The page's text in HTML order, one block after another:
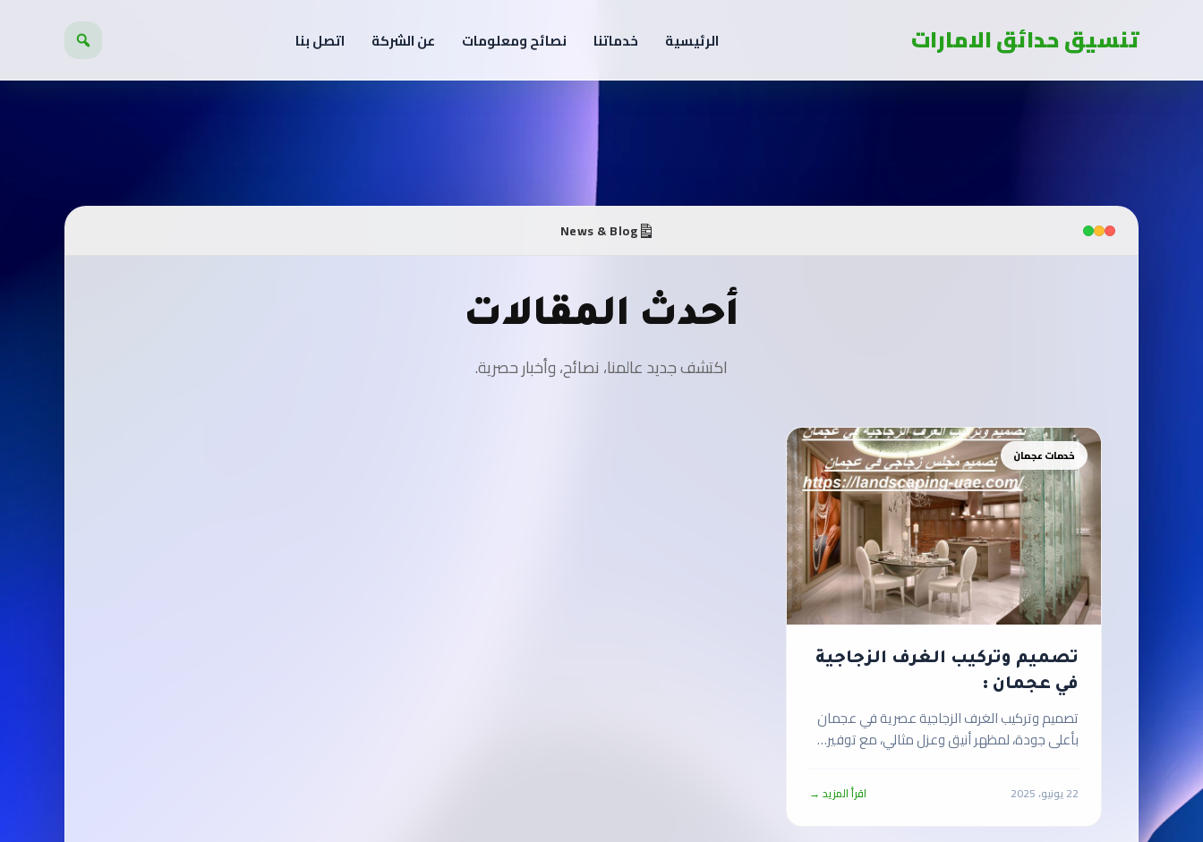
تنسيق حدائق الامارات الرئيسية خدماتنا نصائح ومعلومات عن الشركة اتصل بنا
News & Blog
أحدث المقالات
اكتشف جديد عالمنا، نصائح، وأخبار حصرية.
خدمات عجمان
تصميم وتركيب الغرف الزجاجية
في عجمان :
تصميم وتركيب الغرف الزجاجية عصرية في عجمان
بأعلى جودة، لمظهر أنيق وعزل مثالي، مع توفير…
22 يونيو، 2025 اقرأ المزيد →